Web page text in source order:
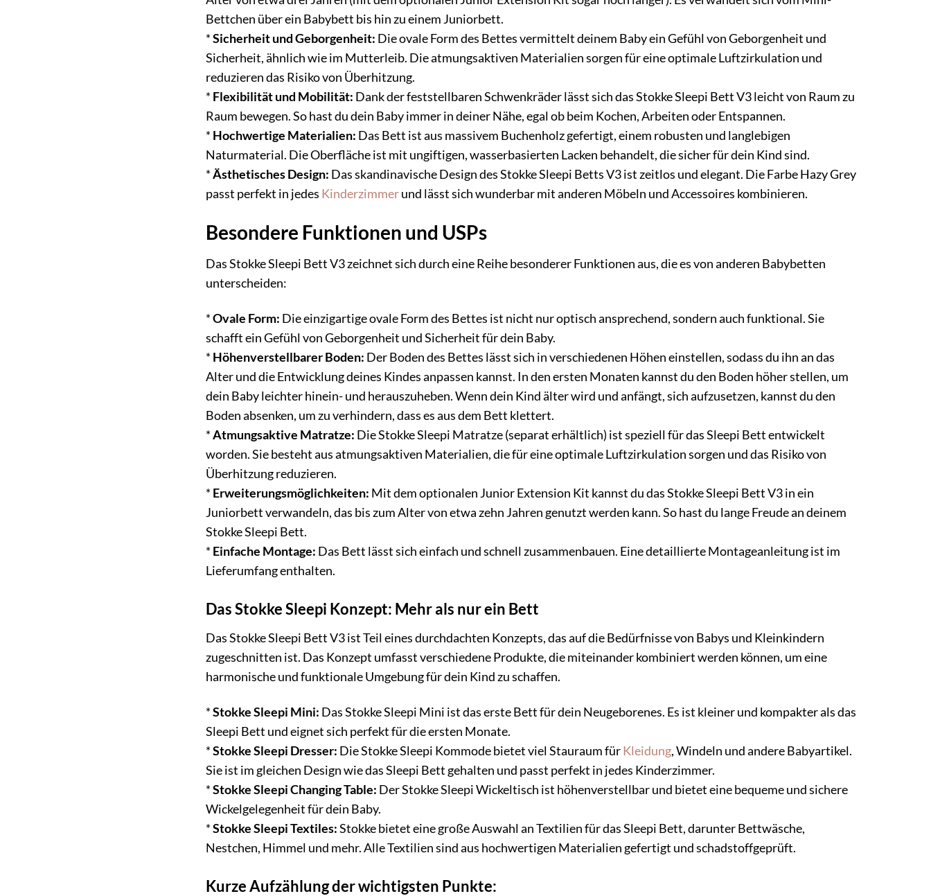
Bettchen über ein Babybett bis hin zu einem Juniorbett.
*Sicherheit und Geborgenheit: Die ovale Form des Bettes vermittelt deinem Baby ein Gefühl von Geborgenheit und
Sicherheit, ähnlich wie im Mutterleib. Die atmungsaktiven Materialien sorgen für eine optimale Luftzirkulation und
reduzieren das Risiko von Überhitzung.
*Flexibilität und Mobilität: Dank der feststellbaren Schwenkräder lässt sich das Stokke Sleepi Bett V3 leicht von Raum zu
Raum bewegen. So hast du dein Baby immer in deiner Nähe, egal ob beim Kochen, Arbeiten oder Entspannen.
*Hochwertige Materialien: Das Bett ist aus massivem Buchenholz gefertigt, einem robusten und langlebigen
Naturmaterial. Die Oberfläche ist mit ungiftigen, wasserbasierten Lacken behandelt, die sicher für dein Kind sind.
*Ästhetisches Design: Das skandinavische Design des Stokke Sleepi Betts V3 ist zeitlos und elegant. Die Farbe Hazy Grey
passt perfekt in jedes Kinderzimmerund lässt sich wunderbar mit anderen Möbeln und Accessoires kombinieren.
Besondere Funktionen und USPs
Das Stokke Sleepi Bett V3 zeichnet sich durch eine Reihe besonderer Funktionen aus, die es von anderen Babybetten
unterscheiden:
*Ovale Form: Die einzigartige ovale Form des Bettes ist nicht nur optisch ansprechend, sondern auch funktional. Sie
schafft ein Gefühl von Geborgenheit und Sicherheit für dein Baby.
*Höhenverstellbarer Boden: Der Boden des Bettes lässt sich in verschiedenen Höhen einstellen, sodass du ihn an das
Alter und die Entwicklung deines Kindes anpassen kannst. In den ersten Monaten kannst du den Boden höher stellen, um
dein Baby leichter hinein- und herauszuheben. Wenn dein Kind älter wird und anfängt, sich aufzusetzen, kannst du den
Boden absenken, um zu verhindern, dass es aus dem Bett klettert.
*Atmungsaktive Matratze: Die Stokke Sleepi Matratze (separat erhältlich) ist speziell für das Sleepi Bett entwickelt
worden. Sie besteht aus atmungsaktiven Materialien, die für eine optimale Luftzirkulation sorgen und das Risiko von
Überhitzung reduzieren.
*Erweiterungsmöglichkeiten: Mit dem optionalen Junior Extension Kit kannst du das Stokke Sleepi Bett V3 in ein
Juniorbett verwandeln, das bis zum Alter von etwa zehn Jahren genutzt werden kann. So hast du lange Freude an deinem
Stokke Sleepi Bett.
*Einfache Montage: Das Bett lässt sich einfach und schnell zusammenbauen. Eine detaillierte Montageanleitung ist im
Lieferumfang enthalten.
Das Stokke Sleepi Konzept: Mehr als nur ein Bett
Das Stokke Sleepi Bett V3 ist Teil eines durchdachten Konzepts, das auf die Bedürfnisse von Babys und Kleinkindern
zugeschnitten ist. Das Konzept umfasst verschiedene Produkte, die miteinander kombiniert werden können, um eine
harmonische und funktionale Umgebung für dein Kind zu schaffen.
*Stokke Sleepi Mini: Das Stokke Sleepi Mini ist das erste Bett für dein Neugeborenes. Es ist kleiner und kompakter als das
Sleepi Bett und eignet sich perfekt für die ersten Monate.
*Stokke Sleepi Dresser: Die Stokke Sleepi Kommode bietet viel Stauraum fürKleidung, Windeln und andere Babyartikel.
Sie ist im gleichen Design wie das Sleepi Bett gehalten und passt perfekt in jedes Kinderzimmer.
*Stokke Sleepi Changing Table: Der Stokke Sleepi Wickeltisch ist höhenverstellbar und bietet eine bequeme und sichere
Wickelgelegenheit für dein Baby.
*Stokke Sleepi Textiles:Stokke bietet eine große Auswahl an Textilien für das Sleepi Bett, darunter Bettwäsche,
Nestchen, Himmel und mehr. Alle Textilien sind aus hochwertigen Materialien gefertigt und schadstoffgeprüft.
Kurze Aufzählung der wichtigsten Punkte: